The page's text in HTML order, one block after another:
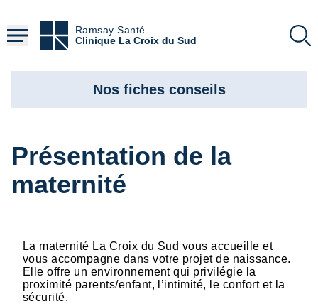
contenu
principal
Ramsay Santé
Clinique La Croix du Sud
Présentation de la
maternité
La maternité La Croix du Sud vous accueille et
vous accompagne dans votre projet de naissance.
Elle offre un environnement qui privilégie la
proximité parents/enfant, l’intimité, le confort et la
sécurité.
Nos fiches conseils